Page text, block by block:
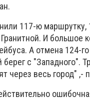
117-ю маршрутку,
И
А отмена 124-
с "Западного".
через весь город"